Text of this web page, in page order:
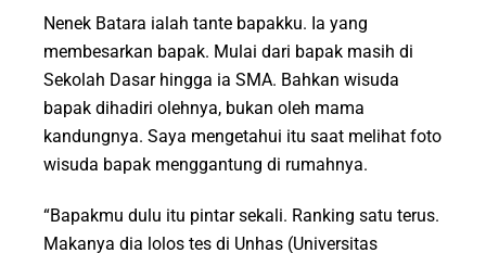
Nenek Batara ialah tante bapakku. Ia yang
membesarkan bapak. Mulai dari bapak masih di
Sekolah Dasar hingga ia SMA. Bahkan wisuda
bapak dihadiri olehnya, bukan oleh mama
kandungnya. Saya mengetahui itu saat melihat foto
wisuda bapak menggantung di rumahnya.
“Bapakmu dulu itu pintar sekali. Ranking satu terus.
Makanya dia lolos tes di Unhas (Universitas